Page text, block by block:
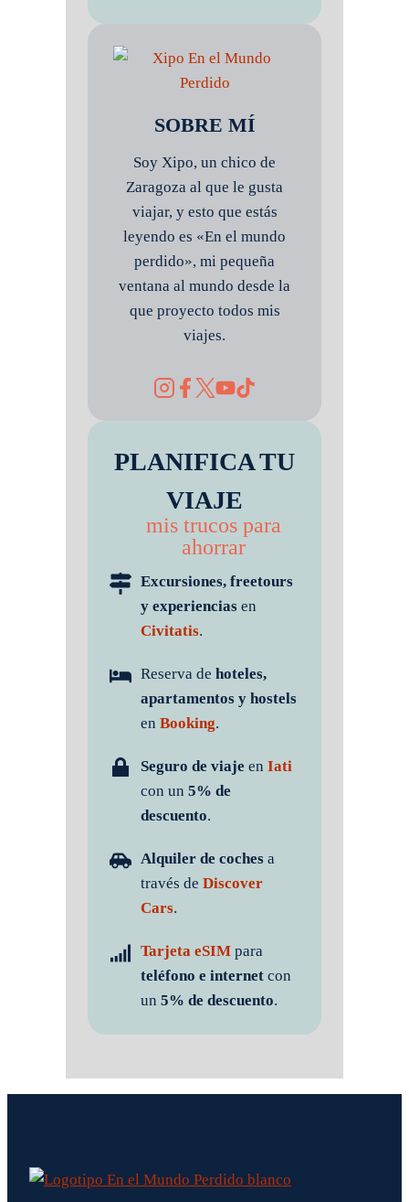
SOBRE MÍ
Soy Xipo, un chico de
Zaragoza al que le gusta
viajar, y esto que estás
leyendo es «En el mundo
perdido», mi pequeña
ventana al mundo desde la
que proyecto todos mis
viajes.
PLANIFICA TU
VIAJE
mis trucos para
ahorrar
Excursiones, freetours
y experiencias en
Civitatis.
Reserva de hoteles,
apartamentos y hostels
en Booking.
Seguro de viaje en Iati
con un 5% de
descuento.
Alquiler de coches a
través de Discover
Cars.
Tarjeta eSIM para
teléfono e internet con
un 5% de descuento.